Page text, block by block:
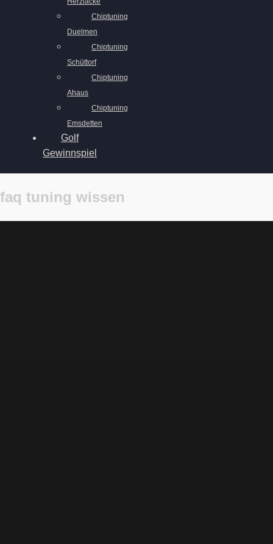
Chiptuning
Duelmen
Chiptuning
Schüttorf
Chiptuning
Ahaus
Chiptuning
Emsdetten
Golf
Gewinnspiel
faq tuning wissen